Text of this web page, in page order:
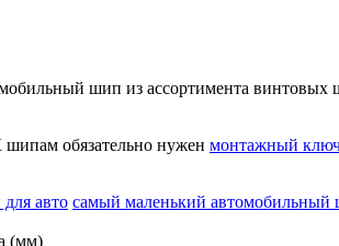
шип из ассортимента
шипам обязательно нужен монтажный
авто самый маленький автомобильный
(мм)